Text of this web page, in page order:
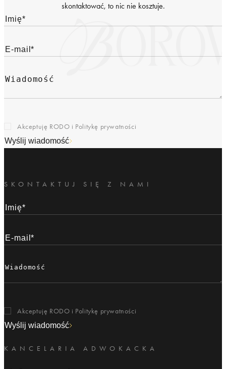
skontaktować, to nic nie kosztuje.
Akceptuję RODO i Politykę prywatności
Wyślij wiadomość
KANCELARIA ADWOKACKA
SKONTAKTUJ SIĘ Z NAMI
Akceptuję RODO i Politykę prywatności
Wyślij wiadomość